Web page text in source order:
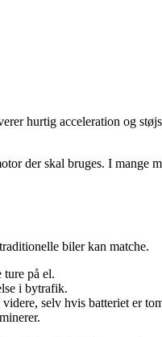
hurtig acceleration og
der skal bruges. I
biler kan matche.
på el.
i bytrafik.
selv hvis batteriet er